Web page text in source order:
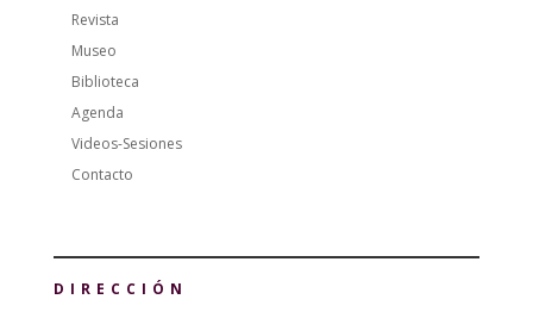
Revista
Museo
Biblioteca
Agenda
Videos-Sesiones
Contacto
DIRECCIÓN